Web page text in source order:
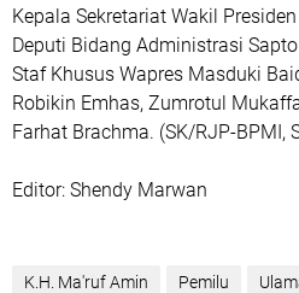
Kepala Sekretariat Wakil
Deputi Bidang Administrasi
Staf Khusus Wapres Masduki
Robikin Emhas, Zumrotul
Farhat Brachma. (SK/RJP-BPMI,
Editor: Shendy Marwan
K.H. Ma'ruf Amin Pemilu